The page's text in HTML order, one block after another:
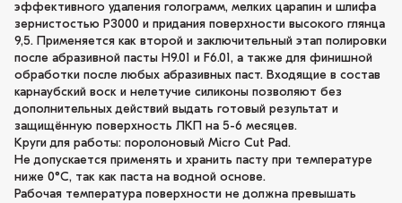
эффективного удаления голограмм, мелких царапин и шлифа
зернистостью P3000 и придания поверхности высокого глянца
9,5. Применяется как второй и заключительный этап полировки
после абразивной пасты H9.01 и F6.01, а также для финишной
обработки после любых абразивных паст. Входящие в состав
карнаубский воск и нелетучие силиконы позволяют без
дополнительных действий выдать готовый результат и
защищённую поверхность ЛКП на 5-6 месяцев.
Круги для работы: поролоновый Micro Cut Pad.
Не допускается применять и хранить пасту при температуре
ниже 0°С, так как паста на водной основе.
Рабочая температура поверхности не должна превышать